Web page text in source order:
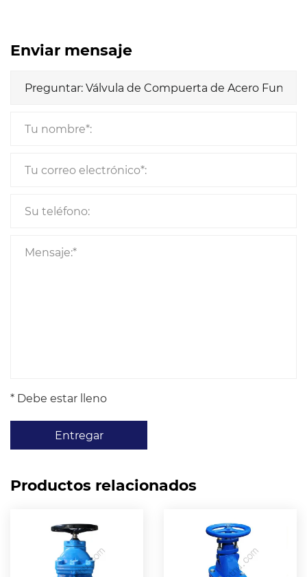
Enviar mensaje
* Debe estar lleno
Entregar
Productos relacionados